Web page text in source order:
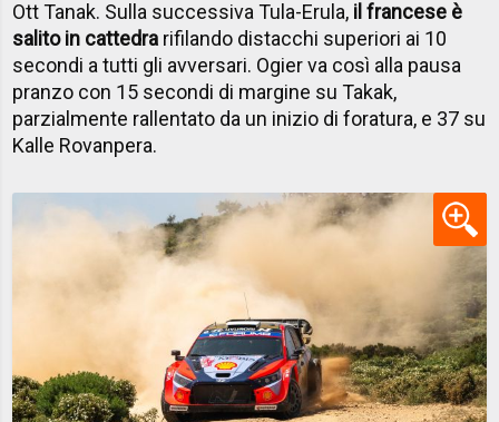
Ott Tanak. Sulla successiva Tula-Erula, il francese è
salito in cattedra rifilando distacchi superiori ai 10
secondi a tutti gli avversari. Ogier va così alla pausa
pranzo con 15 secondi di margine su Takak,
parzialmente rallentato da un inizio di foratura, e 37 su
Kalle Rovanpera.